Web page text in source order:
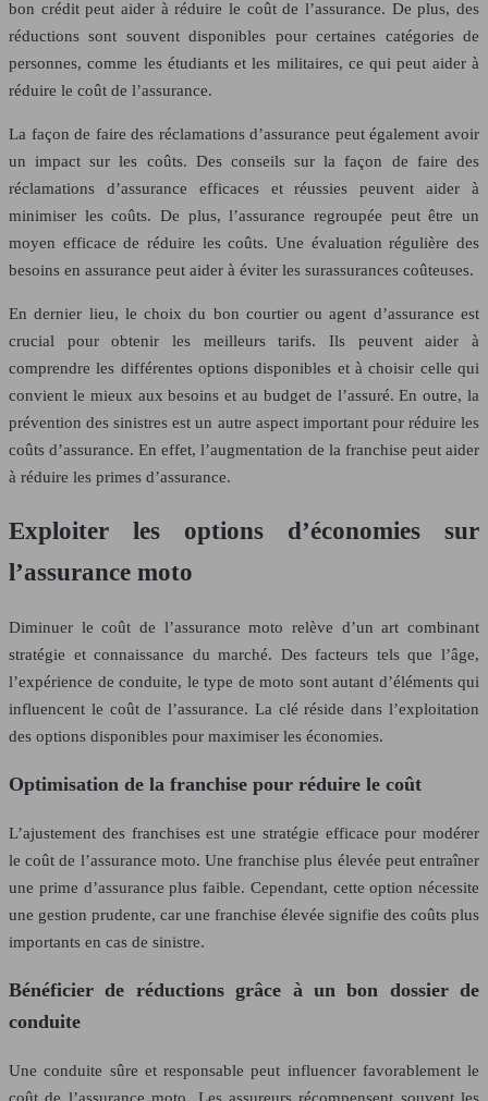
bon crédit peut aider à réduire le coût de l’assurance. De plus, des
réductions sont souvent disponibles pour certaines catégories de
personnes, comme les étudiants et les militaires, ce qui peut aider à
réduire le coût de l’assurance.
La façon de faire des réclamations d’assurance peut également avoir
un impact sur les coûts. Des conseils sur la façon de faire des
réclamations d’assurance efficaces et réussies peuvent aider à
minimiser les coûts. De plus, l’assurance regroupée peut être un
moyen efficace de réduire les coûts. Une évaluation régulière des
besoins en assurance peut aider à éviter les surassurances coûteuses.
En dernier lieu, le choix du bon courtier ou agent d’assurance est
crucial pour obtenir les meilleurs tarifs. Ils peuvent aider à
comprendre les différentes options disponibles et à choisir celle qui
convient le mieux aux besoins et au budget de l’assuré. En outre, la
prévention des sinistres est un autre aspect important pour réduire les
coûts d’assurance. En effet, l’augmentation de la franchise peut aider
à réduire les primes d’assurance.
Exploiter les options d’économies sur
l’assurance moto
Diminuer le coût de l’assurance moto relève d’un art combinant
stratégie et connaissance du marché. Des facteurs tels que l’âge,
l’expérience de conduite, le type de moto sont autant d’éléments qui
influencent le coût de l’assurance. La clé réside dans l’exploitation
des options disponibles pour maximiser les économies.
Optimisation de la franchise pour réduire le coût
L’ajustement des franchises est une stratégie efficace pour modérer
le coût de l’assurance moto. Une franchise plus élevée peut entraîner
une prime d’assurance plus faible. Cependant, cette option nécessite
une gestion prudente, car une franchise élevée signifie des coûts plus
importants en cas de sinistre.
Bénéficier de réductions grâce à un bon dossier de
conduite
Une conduite sûre et responsable peut influencer favorablement le